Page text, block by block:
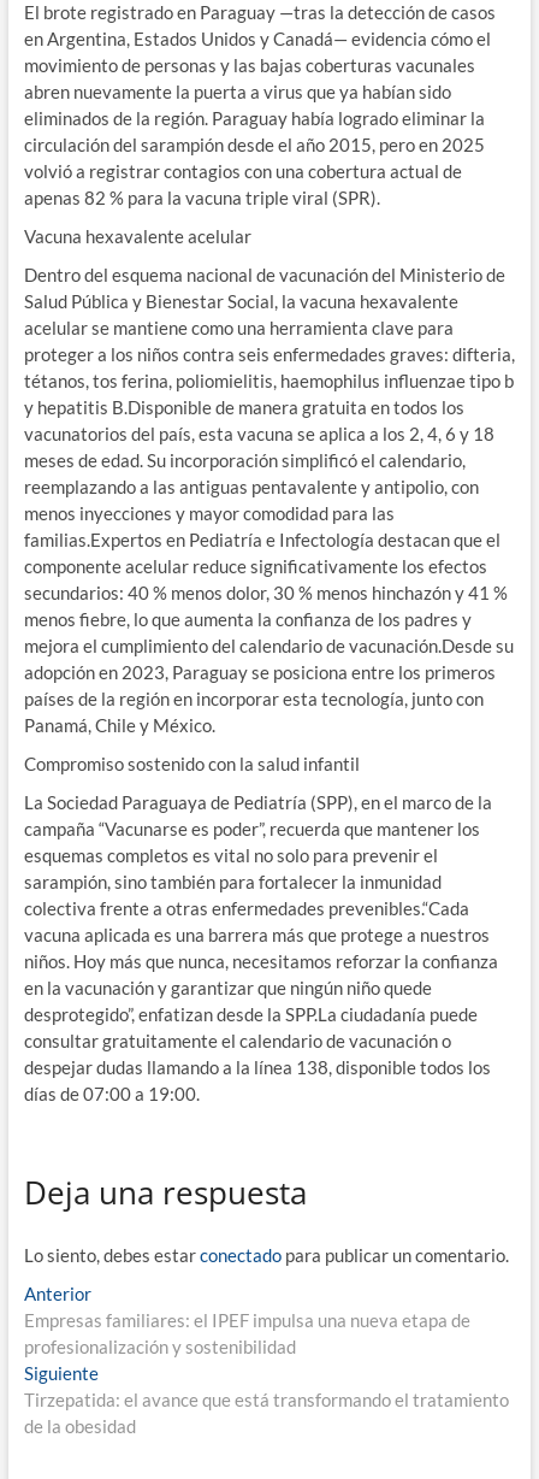
El brote registrado en Paraguay —tras la detección de casos
en Argentina, Estados Unidos y Canadá— evidencia cómo el
movimiento de personas y las bajas coberturas vacunales
abren nuevamente la puerta a virus que ya habían sido
eliminados de la región. Paraguay había logrado eliminar la
circulación del sarampión desde el año 2015, pero en 2025
volvió a registrar contagios con una cobertura actual de
apenas 82 % para la vacuna triple viral (SPR).
Vacuna hexavalente acelular
Dentro del esquema nacional de vacunación del Ministerio de
Salud Pública y Bienestar Social, la vacuna hexavalente
acelular se mantiene como una herramienta clave para
proteger a los niños contra seis enfermedades graves: difteria,
tétanos, tos ferina, poliomielitis, haemophilus influenzae tipo b
y hepatitis B.Disponible de manera gratuita en todos los
vacunatorios del país, esta vacuna se aplica a los 2, 4, 6 y 18
meses de edad. Su incorporación simplificó el calendario,
reemplazando a las antiguas pentavalente y antipolio, con
menos inyecciones y mayor comodidad para las
familias.Expertos en Pediatría e Infectología destacan que el
componente acelular reduce significativamente los efectos
secundarios: 40 % menos dolor, 30 % menos hinchazón y 41 %
menos fiebre, lo que aumenta la confianza de los padres y
mejora el cumplimiento del calendario de vacunación.Desde su
adopción en 2023, Paraguay se posiciona entre los primeros
países de la región en incorporar esta tecnología, junto con
Panamá, Chile y México.
Compromiso sostenido con la salud infantil
La Sociedad Paraguaya de Pediatría (SPP), en el marco de la
campaña “Vacunarse es poder”, recuerda que mantener los
esquemas completos es vital no solo para prevenir el
sarampión, sino también para fortalecer la inmunidad
colectiva frente a otras enfermedades prevenibles.“Cada
vacuna aplicada es una barrera más que protege a nuestros
niños. Hoy más que nunca, necesitamos reforzar la confianza
en la vacunación y garantizar que ningún niño quede
desprotegido”, enfatizan desde la SPP.La ciudadanía puede
consultar gratuitamente el calendario de vacunación o
despejar dudas llamando a la línea 138, disponible todos los
días de 07:00 a 19:00.
Deja una respuesta
Lo siento, debes estarconectadopara publicar un comentario.
Navegación
de
entradas
AnteriorEntrada
anterior:
Empresas familiares: el IPEF impulsa una nueva etapa de
profesionalización y sostenibilidad
SiguienteEntrada
siguiente:
Tirzepatida: el avance que está transformando el tratamiento
de la obesidad